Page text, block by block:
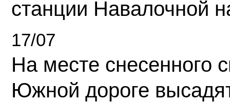
станции Навалочной
17/07
На месте снесенного
Южной дороге